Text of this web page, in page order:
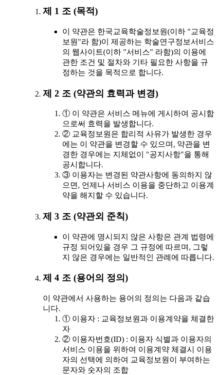
제 1 조 (목적)
이 약관은 한국교육학술정보원(이하 "교육정
보원"라 함)이 제공하는 학술연구정보서비스
의 웹사이트(이하 "서비스" 라함)의 이용에
관한 조건 및 절차와 기타 필요한 사항을 규
정하는 것을 목적으로 합니다.
제 2 조 (약관의 효력과 변경)
① 이 약관은 서비스 메뉴에 게시하여 공시함
으로써 효력을 발생합니다.
② 교육정보원은 합리적 사유가 발생한 경우
에는 이 약관을 변경할 수 있으며, 약관을 변
경한 경우에는 지체없이 "공지사항"을 통해
공시합니다.
③ 이용자는 변경된 약관사항에 동의하지 않
으면, 언제나 서비스 이용을 중단하고 이용계
약을 해지할 수 있습니다.
제 3 조 (약관외 준칙)
이 약관에 명시되지 않은 사항은 관계 법령에
규정 되어있을 경우 그 규정에 따르며, 그렇
지 않은 경우에는 일반적인 관례에 따릅니다.
제 4 조 (용어의 정의)
이 약관에서 사용하는 용어의 정의는 다음과 같습
니다.
① 이용자 : 교육정보원과 이용계약을 체결한
자
② 이용자번호(ID) : 이용자 식별과 이용자의
서비스 이용을 위하여 이용계약 체결시 이용
자의 선택에 의하여 교육정보원이 부여하는
문자와 숫자의 조합